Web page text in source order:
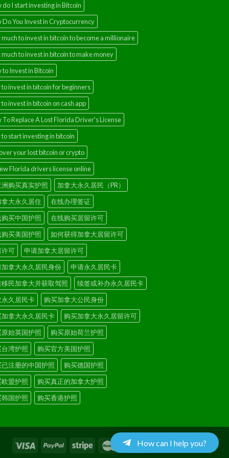
do I start investing in Bitcoin
Do You Invest in Cryptocurrency
much to invest in bitcoin to become a millionaire
much to invest in bitcoin to make money
to Invest in Bitcoin
to invest in bitcoin for beginners
invest in bitcoin on cash app
To Replace A Lost Florida Driver's License
to start investing in bitcoin
your lost bitcoin or crypto
Florida drivers license online
洲购买真实护照
加拿大永久居民（PR）
大永久居住
在线办理签证
买中国护照
在线购买居留许可
买美国护照
如何获得加拿大居留许可
许可
申请加拿大居留许可
加拿大永久居民身份
申请永久居民卡
民加拿大并获取驾照
续签或补办永久居民卡
永久居民卡
购买加拿大公民身份
加拿大永久居民卡
购买加拿大永久居留许可
原始英国护照
购买原始荷兰护照
台湾护照
购买官方美国护照
已注册的中国护照
购买德国护照
欧盟护照
购买真正的加拿大护照
韩国护照
购买香港护照
How can I help you?